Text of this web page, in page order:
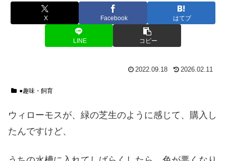
X Facebook はてブ
LINE コピー
2022.09.18 2026.02.11
●趣味・飼育
ウィローモスが、緑の芝生のように感じて、購入し
たんですけど、